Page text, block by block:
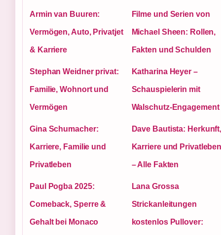
Armin van Buuren:
Vermögen, Auto, Privatjet
& Karriere
Filme und Serien von
Michael Sheen: Rollen,
Fakten und Schulden
Stephan Weidner privat:
Familie, Wohnort und
Vermögen
Katharina Heyer –
Schauspielerin mit
Walschutz-Engagement
Gina Schumacher:
Karriere, Familie und
Privatleben
Dave Bautista:
Karriere und
– Alle Fakten
Paul Pogba 2025:
Comeback, Sperre &
Gehalt bei Monaco
Lana Grossa
Strickanleitungen
kostenlos Pullover: